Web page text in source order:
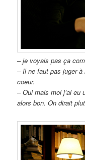
– je voyais pas ça
– Il ne faut pas juger à
coeur.
– Oui mais moi j’ai eu
alors bon. On dirait